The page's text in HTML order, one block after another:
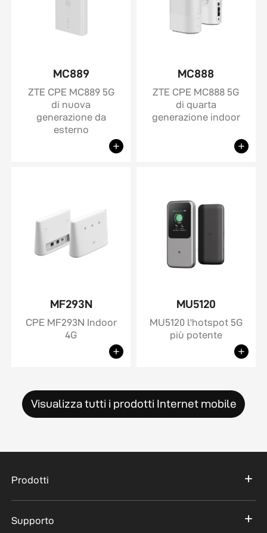
MC889
ZTE CPE MC889 5G
di nuova
generazione da
esterno
MC888
ZTE CPE MC888 5G
di quarta
generazione indoor
MF293N
CPE MF293N Indoor
4G
MU5120
MU5120 l'hotspot 5G
più potente
Visualizza tutti i prodotti Internet mobile
Prodotti
Supporto